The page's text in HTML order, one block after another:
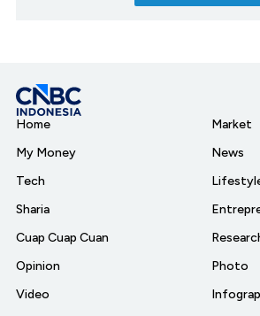
Home
My Money
Tech
Sharia
Cuap Cuap Cuan
Opinion
Video
Market
News
Photo